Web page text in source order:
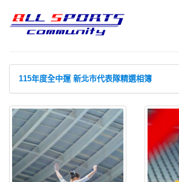
115年度全中運 新北市代表隊精選相簿